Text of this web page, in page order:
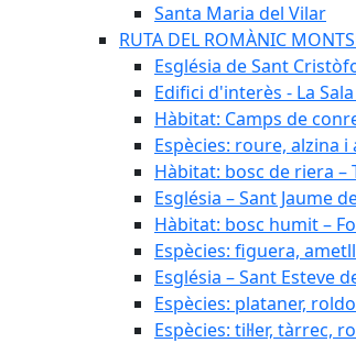
Santa Maria del Vilar
RUTA DEL ROMÀNIC
Església de Sant
Edifici d'interès - La
Hàbitat: Camps de
Espècies: roure, alzina
Hàbitat: bosc de riera
Església – Sant Jaume
Hàbitat: bosc humit –
Espècies: figuera,
Església – Sant Esteve
Espècies: plataner,
Espècies: til·ler, tàrrec,